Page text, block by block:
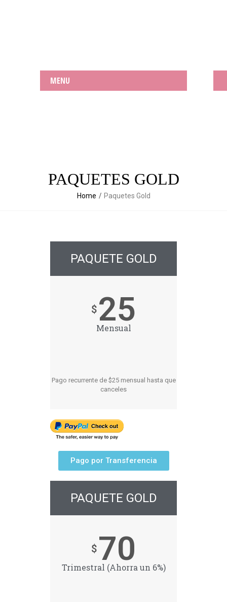
MENU
PAQUETES GOLD
Home Paquetes Gold
PAQUETE GOLD
$ 25
Mensual
Pago recurrente de $25 mensual hasta que
canceles
Pago por Transferencia
PAQUETE GOLD
$ 70
Trimestral (Ahorra un 6%)